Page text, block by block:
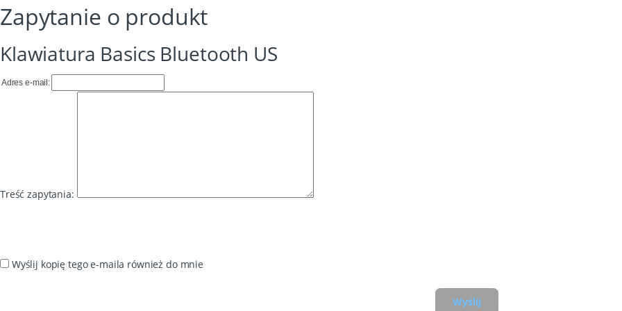
Zapytanie o produkt
Klawiatura Basics Bluetooth US
Adres e-mail:
Treść zapytania:
Wyślij kopię tego e-maila również do mnie